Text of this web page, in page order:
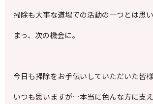
掃除も大事な道場での活動の一つとは思
まっ、次の機会に。
今日も掃除をお手伝いしていただいた皆
いつも思いますが…本当に色んな方に支